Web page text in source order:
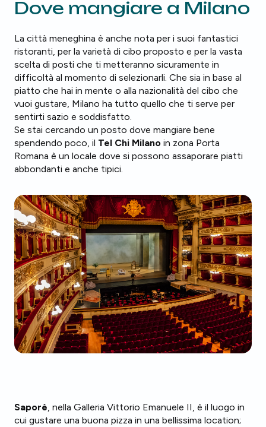
Dove mangiare a Milano
La città meneghina è anche nota per i suoi fantastici
ristoranti, per la varietà di cibo proposto e per la vasta
scelta di posti che ti metteranno sicuramente in
difficoltà al momento di selezionarli. Che sia in base al
piatto che hai in mente o alla nazionalità del cibo che
vuoi gustare, Milano ha tutto quello che ti serve per
sentirti sazio e soddisfatto.
Se stai cercando un posto dove mangiare bene
spendendo poco, il Tel Chi Milano in zona Porta
Romana è un locale dove si possono assaporare piatti
abbondanti e anche tipici.
Saporè, nella Galleria Vittorio Emanuele II, è il luogo in
cui gustare una buona pizza in una bellissima location;